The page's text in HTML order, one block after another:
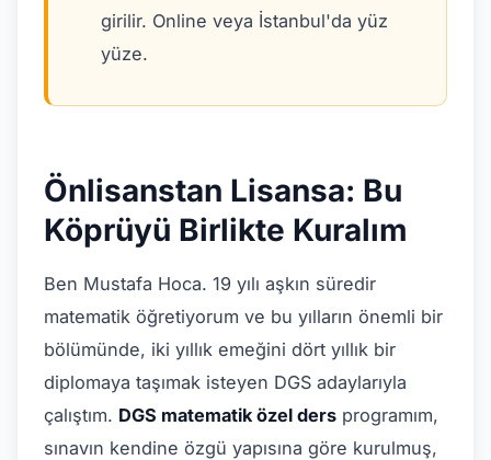
girilir. Online veya İstanbul'da yüz
yüze.
Önlisanstan Lisansa: Bu
Köprüyü Birlikte Kuralım
Ben Mustafa Hoca. 19 yılı aşkın süredir
matematik öğretiyorum ve bu yılların önemli bir
bölümünde, iki yıllık emeğini dört yıllık bir
diplomaya taşımak isteyen DGS adaylarıyla
çalıştım. DGS matematik özel ders programım,
sınavın kendine özgü yapısına göre kurulmuş,